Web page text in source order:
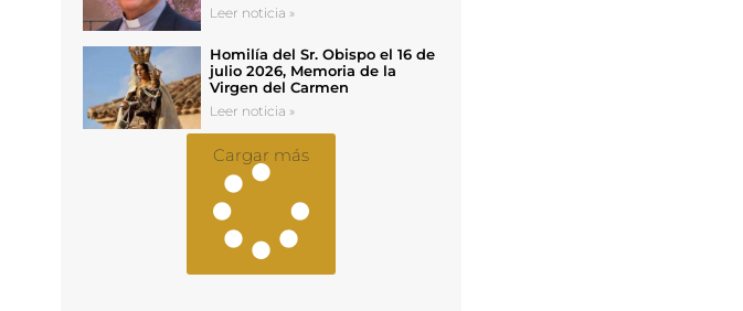
Leer noticia »
Homilía del Sr. Obispo el 16 de
julio 2026, Memoria de la
Virgen del Carmen
Leer noticia »
Cargar más